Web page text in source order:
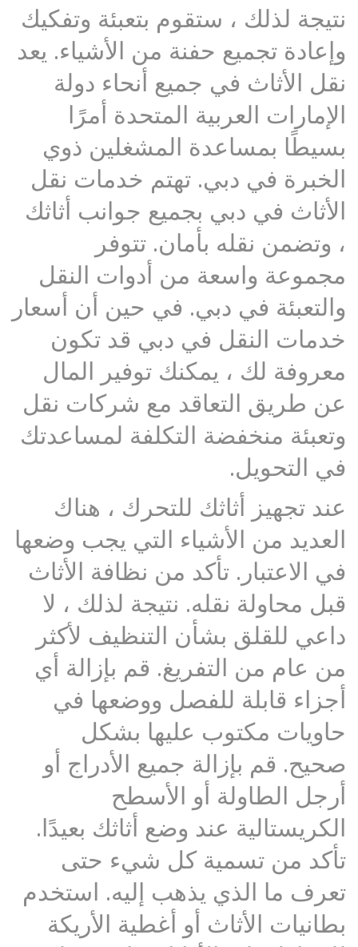
نتيجة لذلك ، ستقوم بتعبئة وتفكيك
وإعادة تجميع حفنة من الأشياء. يعد
نقل الأثاث في جميع أنحاء دولة
الإمارات العربية المتحدة أمرًا
بسيطًا بمساعدة المشغلين ذوي
الخبرة في دبي. تهتم خدمات نقل
الأثاث في دبي بجميع جوانب أثاثك
، وتضمن نقله بأمان. تتوفر
مجموعة واسعة من أدوات النقل
والتعبئة في دبي. في حين أن أسعار
خدمات النقل في دبي قد تكون
معروفة لك ، يمكنك توفير المال
عن طريق التعاقد مع شركات نقل
وتعبئة منخفضة التكلفة لمساعدتك
في التحويل.
عند تجهيز أثاثك للتحرك ، هناك
العديد من الأشياء التي يجب وضعها
في الاعتبار. تأكد من نظافة الأثاث
قبل محاولة نقله. نتيجة لذلك ، لا
داعي للقلق بشأن التنظيف لأكثر
من عام من التفريغ. قم بإزالة أي
أجزاء قابلة للفصل ووضعها في
حاويات مكتوب عليها بشكل
صحيح. قم بإزالة جميع الأدراج أو
أرجل الطاولة أو الأسطح
الكريستالية عند وضع أثاثك بعيدًا.
تأكد من تسمية كل شيء حتى
تعرف ما الذي يذهب إليه. استخدم
بطانيات الأثاث أو أغطية الأريكة